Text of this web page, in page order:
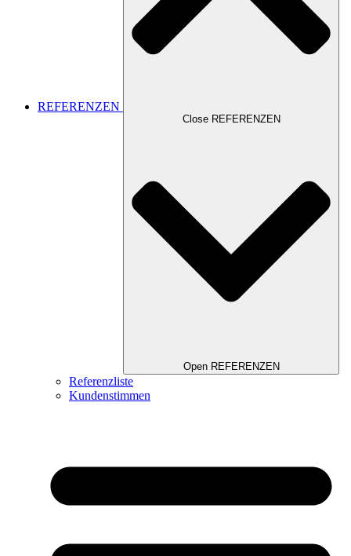
REFERENZEN
Close REFERENZEN
Open REFERENZEN
Referenzliste
Kundenstimmen